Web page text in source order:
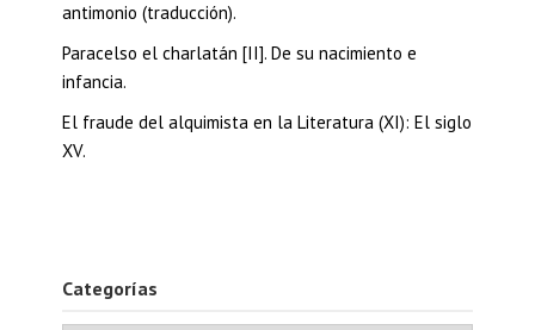
antimonio (traducción).
Paracelso el charlatán [II]. De su nacimiento e
infancia.
El fraude del alquimista en la Literatura (XI): El siglo
XV.
Categorías